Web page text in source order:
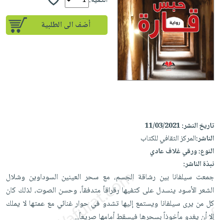
Ai
إختيارات
كتب
أكاديمية
صندوق
القراءة
بلا
حدود
أسئلة
يتكرر
طرحها
تحميل
Android
تحميل
iKitab
على
Apple
أسئلة
يتكرر
طرحها
تحميل
masmu3
على
على
Apple
المواضيع
الأكثر
مبيعاً
وسائل
تعليمية
تعليمية
الصحة
والعناية
الشخصية
جديد
العناية
الشخصية
العناية
وتصفيف
الشعر
العناية
بالجسم
والسفرة
جديد
الكل
أواني
الطهي
أدوات
متجر
الهدايا
أقسام
أضف الى الطلبية
تاريخ النشر:11/03/2021
الناشر:المركز الثقافي للكتاب
النوع:ورقي غلاف عادي
نبذة الناشر:
جمعت سيلفانا بين رشاقة الجسم، مع سحر العينين السوداوين وشلال
الشعر الأسود ينسدل على كتفيها رقراقاً متدفقاً، وحسن الصوت، لذلك كان
كل من يرى سيلفانا ويستمع إليها تشدو في حوار غنائي مع عمتها لا يملك
إلا أن يغدو مأخوذاً بسحرها فيسقط أمامها صريعاً...